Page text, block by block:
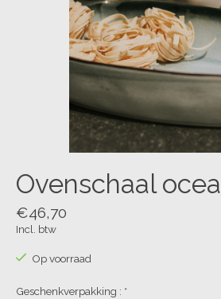
Ovenschaal
€46,70
Incl. btw
Op voorraad
Geschenkverpakking : *